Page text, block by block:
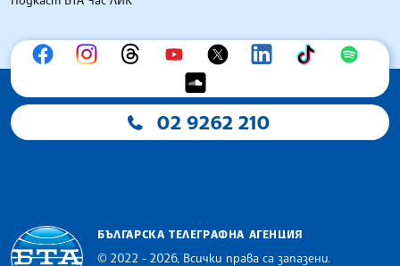
02 9262 210
БЪЛГАРСКА ТЕЛЕГРАФНА АГЕНЦИЯ
© 2022 - 2026, Всички права са запазени.